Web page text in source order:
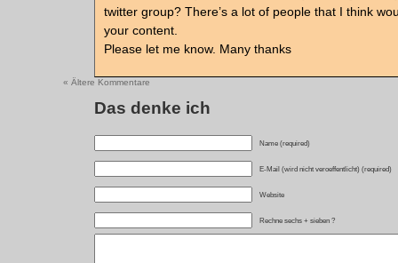
twitter group? There’s a lot of people that I think
your content.
Please let me know. Many thanks
« Ältere Kommentare
Das denke ich
Name (required)
E-Mail (wird nicht veroeffentlicht) (required)
Website
Rechne sechs + sieben ?